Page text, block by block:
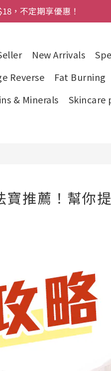
，不定期享優惠！
New Arrivals
Reverse Fat Burning
& Minerals Skincare
推薦！幫你